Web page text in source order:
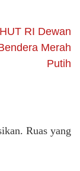
RI Dewan
Merah
Putih
Ruas yang